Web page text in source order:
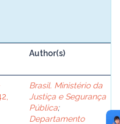
Author(s)
Brasil. Ministério da
Justiça e Segurança
Pública;
Departamento